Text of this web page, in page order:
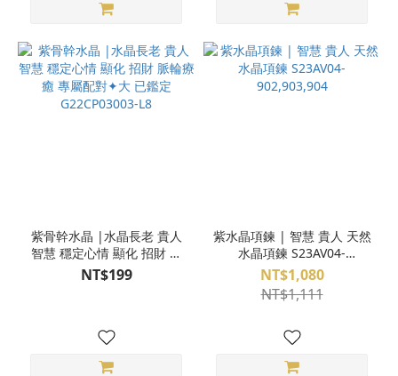
紫骨幹水晶 |水晶長老 貴人
智慧 穩定心情 顯化 招財 脈
輪療癒 專屬配對✦大 已鑑定
G22CP03003-L8
NT$199
紫水晶項鍊 | 智慧 貴人 天然
水晶項鍊 S23AV04-
902,903,904
NT$1,080
NT$1,111